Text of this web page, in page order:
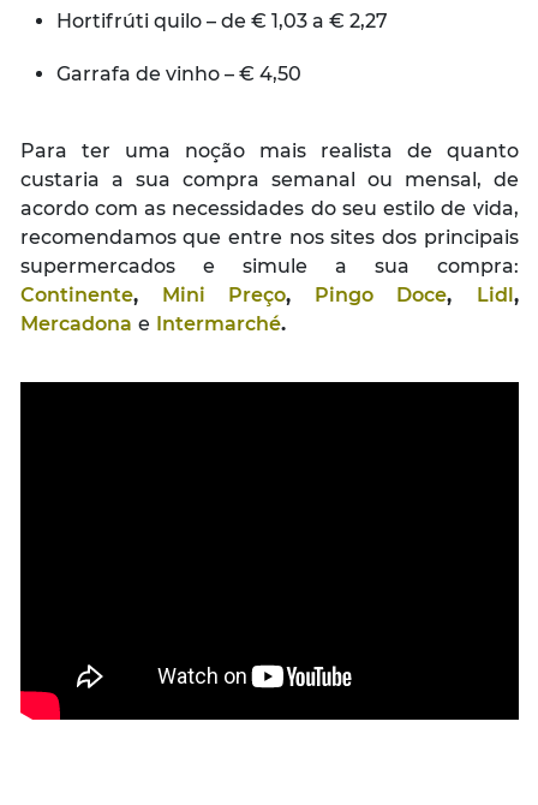
Hortifrúti quilo – de € 1,03 a € 2,27
Garrafa de vinho – € 4,50
Para ter uma noção mais realista de quanto
custaria a sua compra semanal ou mensal, de
acordo com as necessidades do seu estilo de vida,
recomendamos que entre nos sites dos principais
supermercados e simule a sua compra:
Continente, Mini Preço, Pingo Doce, Lidl ,
Mercadona e Intermarché.